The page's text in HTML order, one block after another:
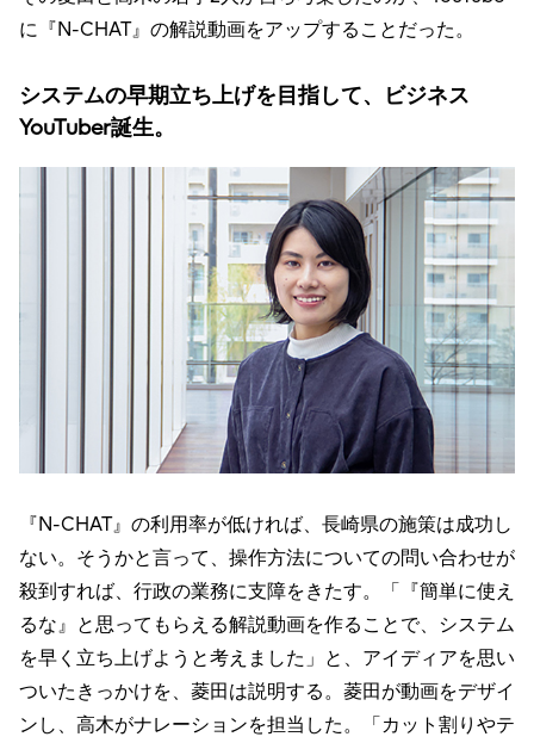
に『N-CHAT』の解説動画をアップすることだった。
システムの早期立ち上げを目指して、ビジネス
YouTuber誕生。
『N-CHAT』の利用率が低ければ、長崎県の施策は成功し
ない。そうかと言って、操作方法についての問い合わせが
殺到すれば、行政の業務に支障をきたす。「『簡単に使え
るな』と思ってもらえる解説動画を作ることで、システム
を早く立ち上げようと考えました」と、アイディアを思い
ついたきっかけを、菱田は説明する。菱田が動画をデザイ
ンし、高木がナレーションを担当した。「カット割りやテ